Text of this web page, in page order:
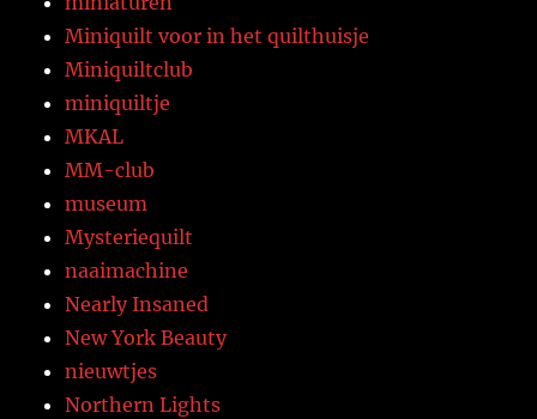
Miniquilt voor in het quilthuisje
Miniquiltclub
miniquiltje
MKAL
MM-club
museum
Mysteriequilt
naaimachine
Nearly Insaned
New York Beauty
nieuwtjes
Northern Lights